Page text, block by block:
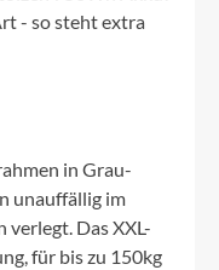
- so steht extra
in Grau-
unauffällig im
verlegt. Das XXL-
für bis zu 150kg